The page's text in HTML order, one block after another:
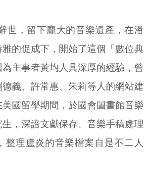
世，留下龐大的音樂遺產，在潘
的促成下，開始了這個「數位典
主事者黃均人具深厚的經驗，曾
義、許常惠、朱莉等人的網站建
國留學期間，於國會圖書館音樂
，深諳文獻保存、音樂手稿處理
整理盧炎的音樂檔案自是不二人